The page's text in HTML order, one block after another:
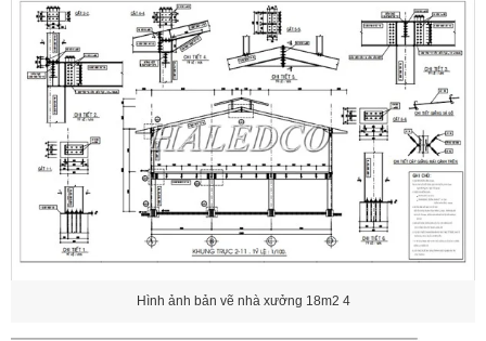
Hình ảnh bản vẽ nhà xưởng 18m2 4